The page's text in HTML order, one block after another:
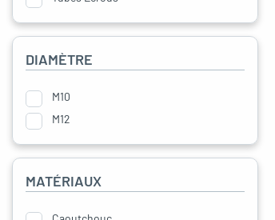
DIAMÈTRE
M10
M12
MATÉRIAUX